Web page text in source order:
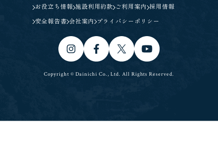
お役立ち情報 施設利用約款 ご利用案内 採用情報
安全報告書 会社案内 プライバシーポリシー
Copyright © Dainichi Co., Ltd. All Rights Reserved.